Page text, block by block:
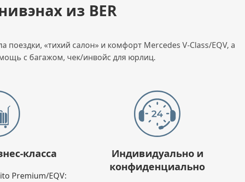
из BER
«тихий салон» и комфорт Mercedes V-Class/EQV, а
с багажом, чек/инвойс для юрлиц.
класса
Premium/EQV:
Индивидуально и
конфиденциально